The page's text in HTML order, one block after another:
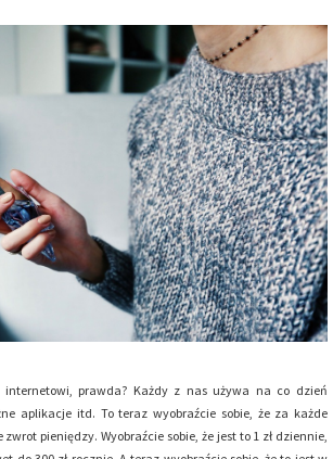
internetowi, prawda? Każdy z nas używa na co dzień
aplikacje itd. To teraz wyobraźcie sobie, że za każde
pieniędzy. Wyobraźcie sobie, że jest to 1 zł dziennie,